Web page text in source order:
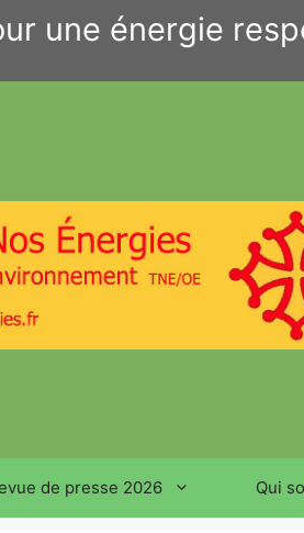
une énergie
de presse 2026 Qui